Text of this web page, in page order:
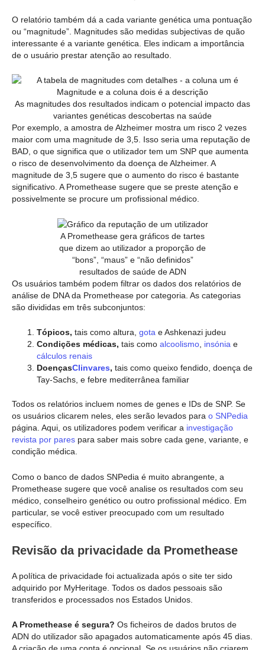
O relatório também dá a cada variante genética uma pontuação
ou “magnitude”. Magnitudes são medidas subjectivas de quão
interessante é a variante genética. Eles indicam a importância
de o usuário prestar atenção ao resultado.
As magnitudes dos resultados indicam o potencial impacto das
variantes genéticas descobertas na saúde
Por exemplo, a amostra de Alzheimer mostra um risco 2 vezes
maior com uma magnitude de 3,5. Isso seria uma reputação de
BAD, o que significa que o utilizador tem um SNP que aumenta
o risco de desenvolvimento da doença de Alzheimer. A
magnitude de 3,5 sugere que o aumento do risco é bastante
significativo. A Promethease sugere que se preste atenção e
possivelmente se procure um profissional médico.
A Promethease gera gráficos de tartes
que dizem ao utilizador a proporção de
“bons”, “maus” e “não definidos”
resultados de saúde de ADN
Os usuários também podem filtrar os dados dos relatórios de
análise de DNA da Promethease por categoria. As categorias
são divididas em três subconjuntos:
Tópicos, tais como altura, gota e Ashkenazi judeu
Condições médicas, tais como alcoolismo, insónia e
cálculos renais
DoençasClinvares, tais como queixo fendido, doença de
Tay-Sachs, e febre mediterrânea familiar
Todos os relatórios incluem nomes de genes e IDs de SNP. Se
os usuários clicarem neles, eles serão levados para o SNPedia
página. Aqui, os utilizadores podem verificar a investigação
revista por pares para saber mais sobre cada gene, variante, e
condição médica.
Como o banco de dados SNPedia é muito abrangente, a
Promethease sugere que você analise os resultados com seu
médico, conselheiro genético ou outro profissional médico. Em
particular, se você estiver preocupado com um resultado
específico.
Revisão da privacidade da Promethease
A política de privacidade foi actualizada após o site ter sido
adquirido por MyHeritage. Todos os dados pessoais são
transferidos e processados nos Estados Unidos.
A Promethease é segura? Os ficheiros de dados brutos de
ADN do utilizador são apagados automaticamente após 45 dias.